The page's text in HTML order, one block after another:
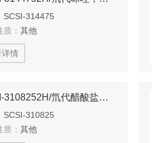
SCSI-314475
： 其他
情
SCSI-3108252H/氘代醋酸盐缓冲液，用于NMR
SCSI-310825
： 其他